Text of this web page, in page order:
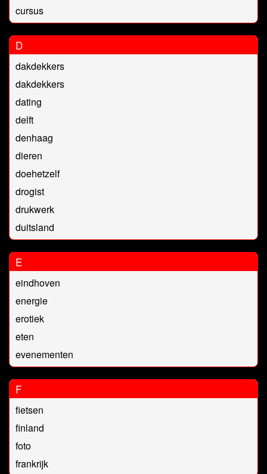
cursus
D
dakdekkers
dakdekkers
dating
delft
denhaag
dieren
doehetzelf
drogist
drukwerk
duitsland
E
eindhoven
energie
erotiek
eten
evenementen
F
fietsen
finland
foto
frankrijk